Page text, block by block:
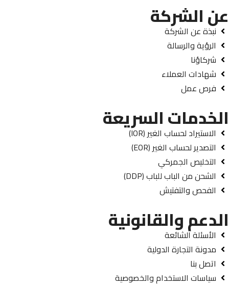
عن الشركة
نبذة عن الشركة
الرؤية والرسالة
شركاؤنا
شهادات العملاء
فرص عمل
الخدمات السريعة
الاستيراد لحساب الغير (IOR)
التصدير لحساب الغير (EOR)
التخليص الجمركي
الشحن من الباب للباب (DDP)
الفحص والتفتيش
الدعم والقانونية
الأسئلة الشائعة
مدونة التجارة الدولية
اتصل بنا
سياسات الاستخدام والخصوصية